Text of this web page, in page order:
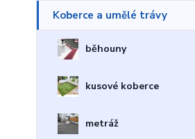
Koberce a umělé trávy
běhouny
kusové koberce
metráž